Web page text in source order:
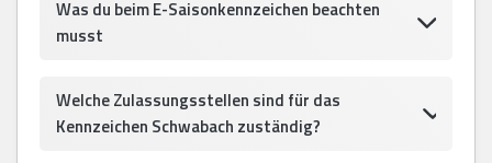
Was du beim E-Saisonkennzeichen beachten
musst
Welche Zulassungsstellen sind für das
Kennzeichen Schwabach zuständig?